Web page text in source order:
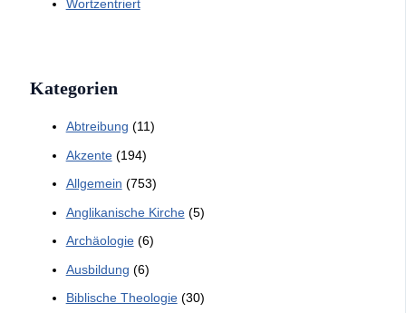
Wortzentriert
Kategorien
Abtreibung (11)
Akzente(194)
Allgemein (753)
Anglikanische Kirche(5)
Archäologie(6)
Ausbildung (6)
Biblische Theologie(30)